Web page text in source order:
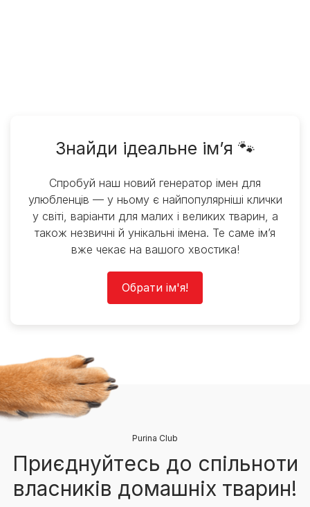
Знайди ідеальне ім’я 🐾
Спробуй наш новий генератор імен для
улюбленців — у ньому є найпопулярніші клички
у світі, варіанти для малих і великих тварин, а
також незвичні й унікальні імена. Те саме ім’я
вже чекає на вашого хвостика!
Обрати ім'я!
Purina Club
Приєднуйтесь до спільноти
власників домашніх тварин!